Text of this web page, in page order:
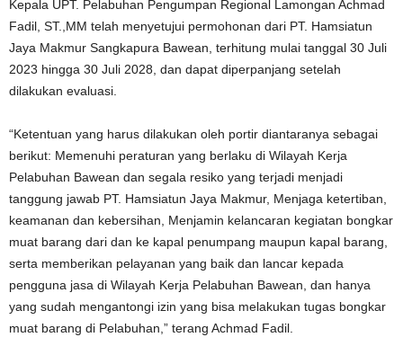
Kepala UPT. Pelabuhan Pengumpan Regional Lamongan Achmad
Fadil, ST.,MM telah menyetujui permohonan dari PT. Hamsiatun
Jaya Makmur Sangkapura Bawean, terhitung mulai tanggal 30 Juli
2023 hingga 30 Juli 2028, dan dapat diperpanjang setelah
dilakukan evaluasi.
“Ketentuan yang harus dilakukan oleh portir diantaranya sebagai
berikut: Memenuhi peraturan yang berlaku di Wilayah Kerja
Pelabuhan Bawean dan segala resiko yang terjadi menjadi
tanggung jawab PT. Hamsiatun Jaya Makmur, Menjaga ketertiban,
keamanan dan kebersihan, Menjamin kelancaran kegiatan bongkar
muat barang dari dan ke kapal penumpang maupun kapal barang,
serta memberikan pelayanan yang baik dan lancar kepada
pengguna jasa di Wilayah Kerja Pelabuhan Bawean, dan hanya
yang sudah mengantongi izin yang bisa melakukan tugas bongkar
muat barang di Pelabuhan,” terang Achmad Fadil.